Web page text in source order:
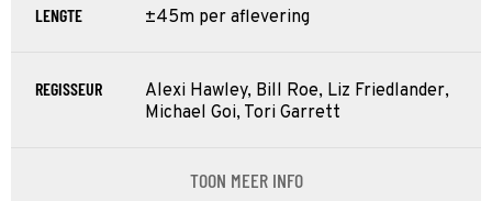
LENGTE ±45m per aflevering
REGISSEUR
Alexi Hawley, Bill Roe, Liz Friedlander,
Michael Goi, Tori Garrett
TOON MEER INFO